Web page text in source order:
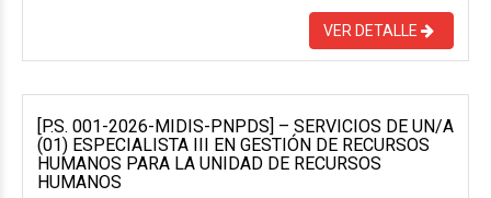
VER DETALLE
[P.S. 001-2026-MIDIS-PNPDS] – SERVICIOS DE UN/A
(01) ESPECIALISTA III EN GESTIÓN DE RECURSOS
HUMANOS PARA LA UNIDAD DE RECURSOS
HUMANOS